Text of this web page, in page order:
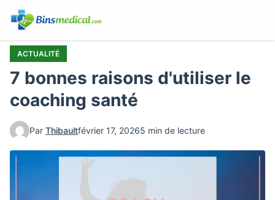
Aller
principal
ACTUALITÉ
7 bonnes raisons d'utiliser le
coaching santé
Par Thibaultfévrier 17, 20265 min de lecture